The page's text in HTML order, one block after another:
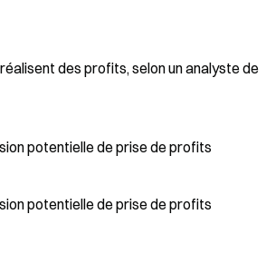
des profits, selon un analyste de
potentielle de prise de profits
potentielle de prise de profits